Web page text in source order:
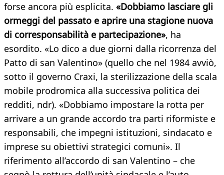
forse ancora più esplicita. «Dobbiamo lasciare gli
ormeggi del passato e aprire una stagione nuova
di corresponsabilità e partecipazione», ha
esordito. «Lo dico a due giorni dalla ricorrenza del
Patto di san Valentino» (quello che nel 1984 avviò,
sotto il governo Craxi, la sterilizzazione della scala
mobile prodromica alla successiva politica dei
redditi, ndr). «Dobbiamo impostare la rotta per
arrivare a un grande accordo tra parti riformiste e
responsabili, che impegni istituzioni, sindacato e
imprese su obiettivi strategici comuni». Il
riferimento all’accordo di san Valentino – che